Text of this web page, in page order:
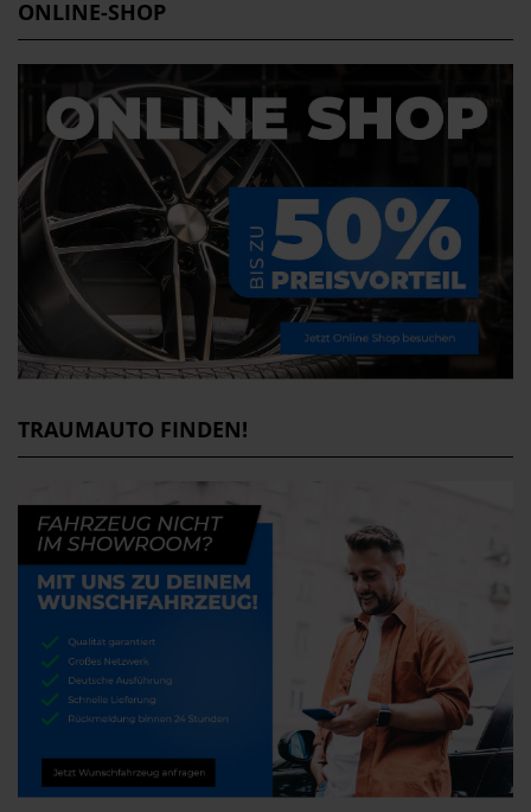
ONLINE-SHOP
TRAUMAUTO FINDEN!